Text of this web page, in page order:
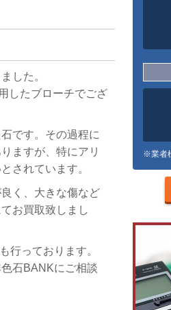
した。
したブローチでござ
です。その過程に
ますが、特にアリ
されています。
く、大きな傷など
お買取致しまし
行っております。
石BANKにご相談
※業者